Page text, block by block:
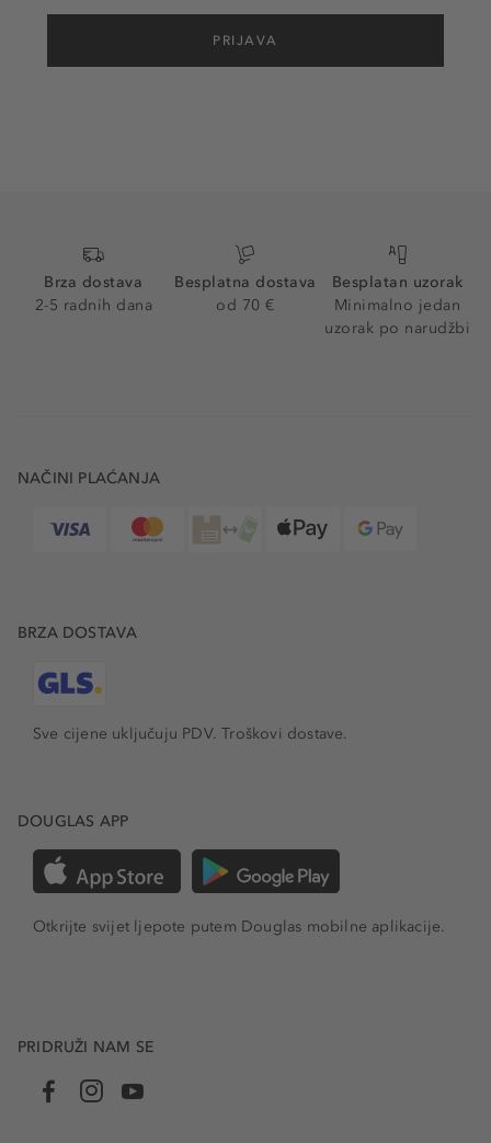
PRIJAVA
Brza dostava
2-5 radnih dana
Besplatna dostava
od 70 €
Besplatan uzorak
Minimalno jedan
uzorak po narudžbi
NAČINI PLAĆANJA
BRZA DOSTAVA
Sve cijene uključuju PDV.Troškovi dostave.
DOUGLAS APP
Otkrijte svijet ljepote putem Douglas mobilne aplikacije.
PRIDRUŽI NAM SE